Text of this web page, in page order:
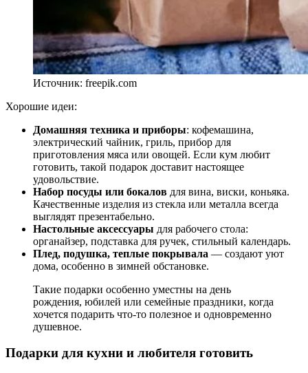
Источник: freepik.com
Хорошие идеи:
Домашняя техника и приборы: кофемашина,
электрический чайник, гриль, прибор для
приготовления мяса или овощей. Если кум любит
готовить, такой подарок доставит настоящее
удовольствие.
Набор посуды или бокалов для вина, виски, коньяка.
Качественные изделия из стекла или металла всегда
выглядят презентабельно.
Настольные аксессуары для рабочего стола:
органайзер, подставка для ручек, стильный календарь.
Плед, подушка, теплые покрывала — создают уют
дома, особенно в зимней обстановке.
Такие подарки особенно уместны на день
рождения, юбилей или семейные праздники, когда
хочется подарить что-то полезное и одновременно
душевное.
Подарки для кухни и любителя готовить